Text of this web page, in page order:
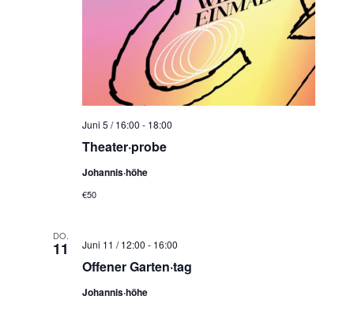
Theater·probe
Juni 5 / 16:00 - 18:00
Johannis·höhe
€50
DO.
11
Offener Garten·tag
Juni 11 / 12:00 - 16:00
Johannis·höhe